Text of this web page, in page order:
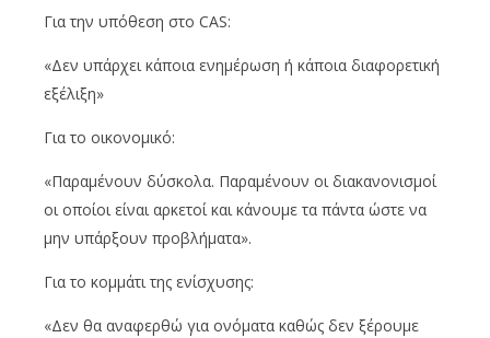
Για την υπόθεση στο CAS:
«Δεν υπάρχει κάποια ενημέρωση ή κάποια διαφορετική
εξέλιξη»
Για το οικονομικό:
«Παραμένουν δύσκολα. Παραμένουν οι διακανονισμοί
οι οποίοι είναι αρκετοί και κάνουμε τα πάντα ώστε να
μην υπάρξουν προβλήματα».
Για το κομμάτι της ενίσχυσης:
«Δεν θα αναφερθώ για ονόματα καθώς δεν ξέρουμε